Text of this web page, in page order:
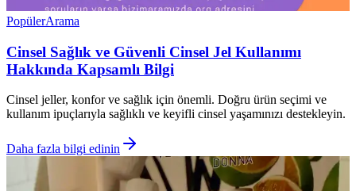
PopülerArama
Cinsel Sağlık ve Güvenli Cinsel Jel Kullanımı
Hakkında Kapsamlı Bilgi
Cinsel jeller, konfor ve sağlık için önemli. Doğru ürün seçimi ve
kullanım ipuçlarıyla sağlıklı ve keyifli cinsel yaşamınızı destekleyin.
Daha fazla bilgi edinin